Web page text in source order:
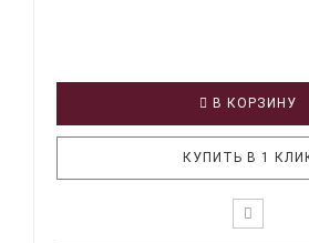
В КОРЗИНУ
КУПИТЬ В 1